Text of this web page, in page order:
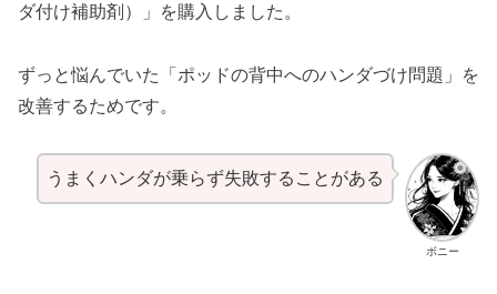
ダ付け補助剤）」を購入しました。
ずっと悩んでいた「ポッドの背中へのハンダづけ問題」を
改善するためです。
ボニー
うまくハンダが乗らず失敗することがある